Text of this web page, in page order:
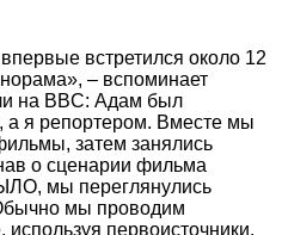
встретился около 12
– вспоминает
на BBC: Адам был
я репортером. Вместе мы
затем занялись
о сценарии фильма
мы переглянулись
мы проводим
первоисточники.